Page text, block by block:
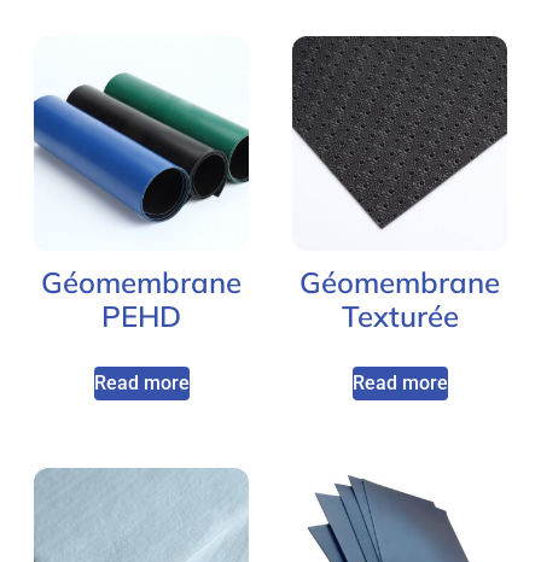
Géomembrane
PEHD
Read more
Géomembrane
Texturée
Read more